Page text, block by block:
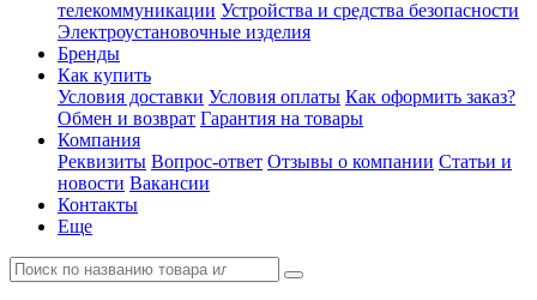
телекоммуникации Устройства и средства безопасности
Электроустановочные изделия
Бренды
Как купить
Условия доставки Условия оплаты Как оформить заказ?
Обмен и возврат Гарантия на товары
Компания
Реквизиты Вопрос-ответ Отзывы о компании Статьи и
новости Вакансии
Контакты
Еще